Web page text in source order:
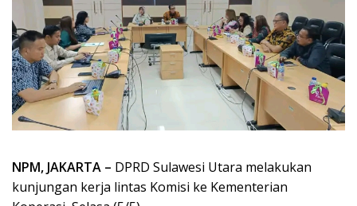
NPM, JAKARTA – DPRD Sulawesi Utara melakukan
kunjungan kerja lintas Komisi ke Kementerian